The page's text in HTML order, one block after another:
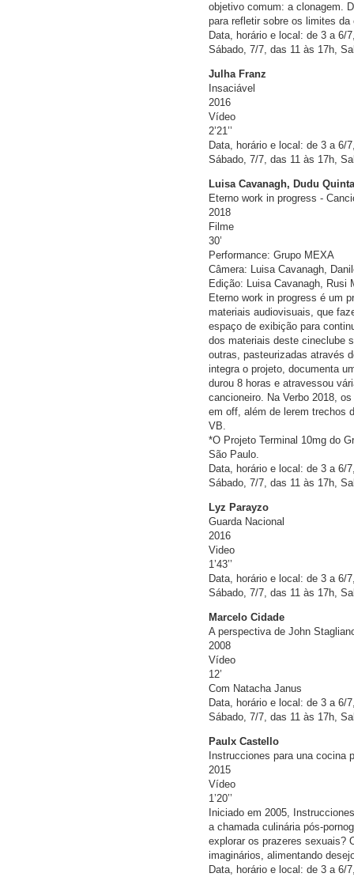
objetivo comum: a clonagem.
para refletir sobre os limites da
Data, horário e local: de 3 a 6/
Sábado, 7/7, das 11 às 17h,
Julha Franz
Insaciável
2016
Vídeo
2’21’’
Data, horário e local: de 3 a 6/
Sábado, 7/7, das 11 às 17h,
Luisa Cavanagh, Dudu
Eterno work in progress -
2018
Filme
30’
Performance: Grupo MEXA
Câmera: Luisa Cavanagh,
Edição: Luisa Cavanagh, Rusi
Eterno work in progress é um
materiais audiovisuais, que
espaço de exibição para
dos materiais deste cineclube
outras, pasteurizadas através
integra o projeto, documenta
durou 8 horas e atravessou
cancioneiro. Na Verbo 2018,
em off, além de lerem trechos
VB.
*O Projeto Terminal 10mg do
São Paulo.
Data, horário e local: de 3 a 6/
Sábado, 7/7, das 11 às 17h,
Lyz Parayzo
Guarda Nacional
2016
Video
1’43’’
Data, horário e local: de 3 a 6/
Sábado, 7/7, das 11 às 17h,
Marcelo Cidade
A perspectiva de John
2008
Vídeo
12’
Com Natacha Janus
Data, horário e local: de 3 a 6/
Sábado, 7/7, das 11 às 17h,
Paulx Castello
Instrucciones para una cocina
2015
Vídeo
1’20’’
Iniciado em 2005,
a chamada culinária pós-
explorar os prazeres sexuais?
imaginários, alimentando
Data, horário e local: de 3 a 6/